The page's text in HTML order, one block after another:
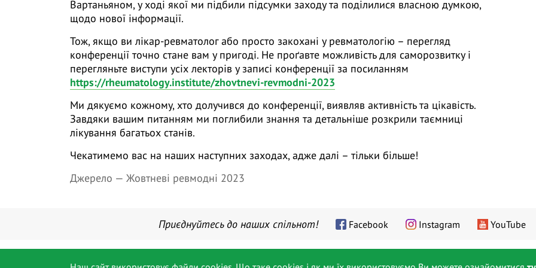
Вартаньяном, у ході якої ми підбили підсумки заходу та поділилися власною думкою,
щодо нової інформації.
Тож, якщо ви лікар-ревматолог або просто закохані у ревматологію – перегляд
конференції точно стане вам у пригоді. Не проґавте можливість для саморозвитку і
перегляньте виступи усіх лекторів у записі конференції за посиланням
https://rheumatology.institute/zhovtnevi-revmodni-2023
Ми дякуємо кожному, хто долучився до конференції, виявляв активність та цікавість.
Завдяки вашим питанням ми поглибили знання та детальніше розкрили таємниці
лікування багатьох станів.
Чекатимемо вас на наших наступних заходах, адже далі – тільки більше!
Джерело — Жовтневі ревмодні 2023
Приєднуйтесь до наших спільнот! Facebook Instagram YouTube